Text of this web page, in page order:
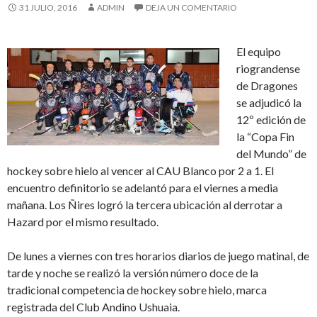
31 JULIO, 2016 ADMIN DEJA UN COMENTARIO
El equipo
riograndense
de Dragones
se adjudicó la
12º edición de
la “Copa Fin
del Mundo” de
hockey sobre hielo al vencer al CAU Blanco por 2 a 1. El
encuentro definitorio se adelantó para el viernes a media
mañana. Los Ñires logró la tercera ubicación al derrotar a
Hazard por el mismo resultado.
De lunes a viernes con tres horarios diarios de juego matinal, de
tarde y noche se realizó la versión número doce de la
tradicional competencia de hockey sobre hielo, marca
registrada del Club Andino Ushuaia.